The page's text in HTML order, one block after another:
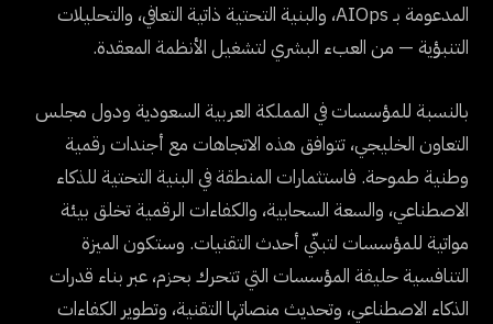
المدعومة بـ AIOps، والبنية التحتية ذاتية التعافي، والتحليلات
التنبؤية — من العبء البشري لتشغيل الأنظمة المعقدة.
بالنسبة للمؤسسات في المملكة العربية السعودية ودول مجلس
التعاون الخليجي، تتوافق هذه الاتجاهات مع أجندات رقمية
وطنية طموحة. فاستثمارات المنطقة في البنية التحتية للذكاء
الاصطناعي، والسعة السحابية، والكفاءات الرقمية تخلق بيئة
مواتية للمؤسسات لتبنّي أحدث التقنيات. وستكون الميزة
التنافسية حليفة المؤسسات التي تتحرك بحزم، عبر بناء قدرات
الذكاء الاصطناعي، وتحديث منصاتها التقنية، وتطوير الكفاءات